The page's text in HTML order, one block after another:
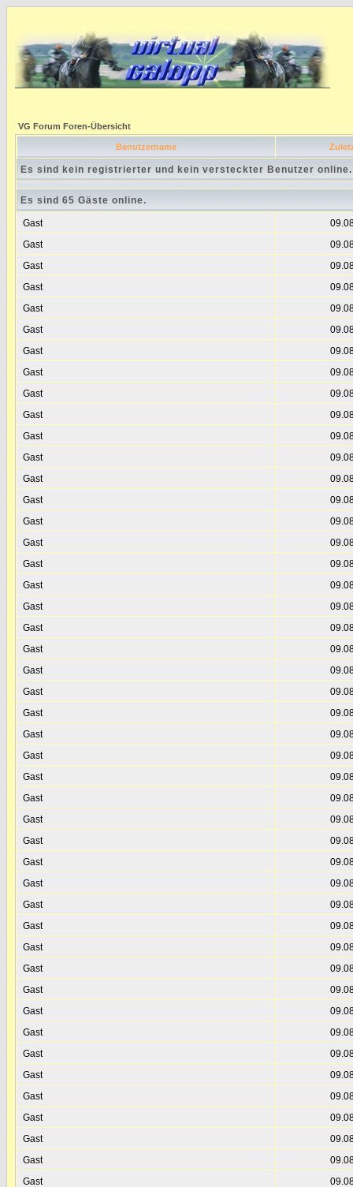
VG Forum Foren-Übersicht
Benutzername
Es sind kein registrierter und kein versteckter Benutzer online.
Es sind 65 Gäste online.
Gast
Gast
Gast
Gast
Gast
Gast
Gast
Gast
Gast
Gast
Gast
Gast
Gast
Gast
Gast
Gast
Gast
Gast
Gast
Gast
Gast
Gast
Gast
Gast
Gast
Gast
Gast
Gast
Gast
Gast
Gast
Gast
Gast
Gast
Gast
Gast
Gast
Gast
Gast
Gast
Gast
Gast
Gast
Gast
Gast
Gast